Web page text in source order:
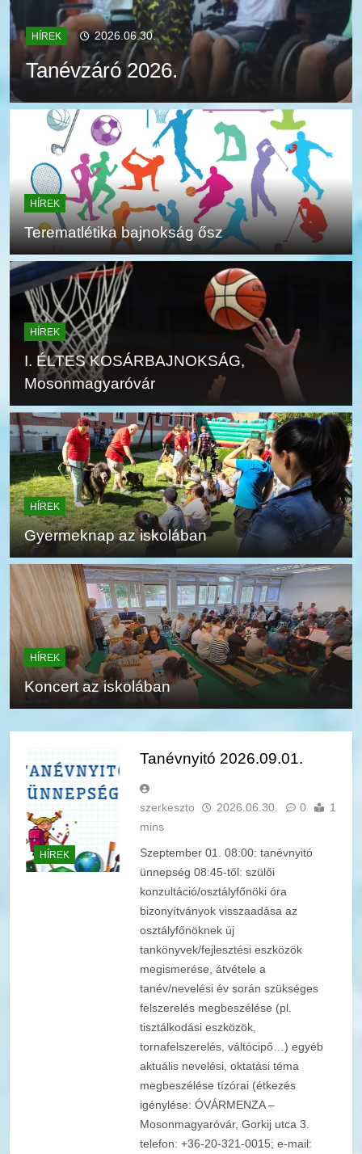
HÍREK 2026.06.30.
Tanévzáró 2026.
HÍREK
Terematlétika bajnokság ősz
HÍREK
I. ÉLTES KOSÁRBAJNOKSÁG,
Mosonmagyaróvár
HÍREK
Gyermeknap az iskolában
HÍREK
Koncert az iskolában
HÍREK
Tanévnyitó 2026.09.01.
szerkeszto 2026.06.30. 0
1
mins
Szeptember 01. 08:00: tanévnyitó
ünnepség 08:45-től: szülői
konzultáció/osztályfőnöki óra
bizonyítványok visszaadása az
osztályfőnöknek új
tankönyvek/fejlesztési eszközök
megismerése, átvétele a
tanév/nevelési év során szükséges
felszerelés megbeszélése (pl.
tisztálkodási eszközök,
tornafelszerelés, váltócipő…) egyéb
aktuális nevelési, oktatási téma
megbeszélése tízórai (étkezés
igénylése: ÓVÁRMENZA –
Mosonmagyaróvár, Gorkij utca 3.
telefon: +36-20-321-0015; e-mail: